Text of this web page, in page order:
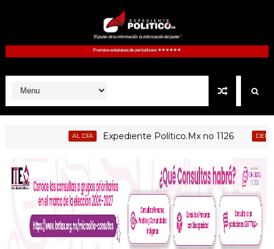
Expediente Político.Mx no 1126